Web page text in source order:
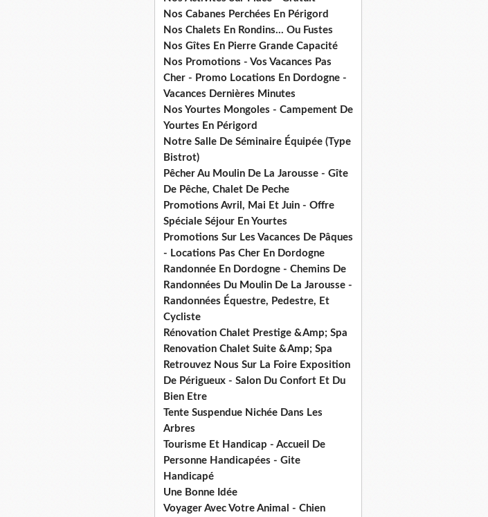
Nos Cabanes Perchées En Périgord
Nos Chalets En Rondins... Ou Fustes
Nos Gîtes En Pierre Grande Capacité
Nos Promotions - Vos Vacances Pas
Cher - Promo Locations En Dordogne -
Vacances Dernières Minutes
Nos Yourtes Mongoles - Campement De
Yourtes En Périgord
Notre Salle De Séminaire Équipée (Type
Bistrot)
Pêcher Au Moulin De La Jarousse - Gîte
De Pêche, Chalet De Peche
Promotions Avril, Mai Et Juin - Offre
Spéciale Séjour En Yourtes
Promotions Sur Les Vacances De Pâques
- Locations Pas Cher En Dordogne
Randonnée En Dordogne - Chemins De
Randonnées Du Moulin De La Jarousse -
Randonnées Équestre, Pedestre, Et
Cycliste
Rénovation Chalet Prestige &Amp; Spa
Renovation Chalet Suite &Amp; Spa
Retrouvez Nous Sur La Foire Exposition
De Périgueux - Salon Du Confort Et Du
Bien Etre
Tente Suspendue Nichée Dans Les
Arbres
Tourisme Et Handicap - Accueil De
Personne Handicapées - Gite
Handicapé
Une Bonne Idée
Voyager Avec Votre Animal - Chien